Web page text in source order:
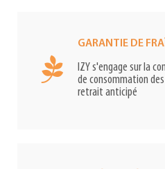
GARANTIE DE
IZY s'engage sur la
de consommation
retrait anticipé